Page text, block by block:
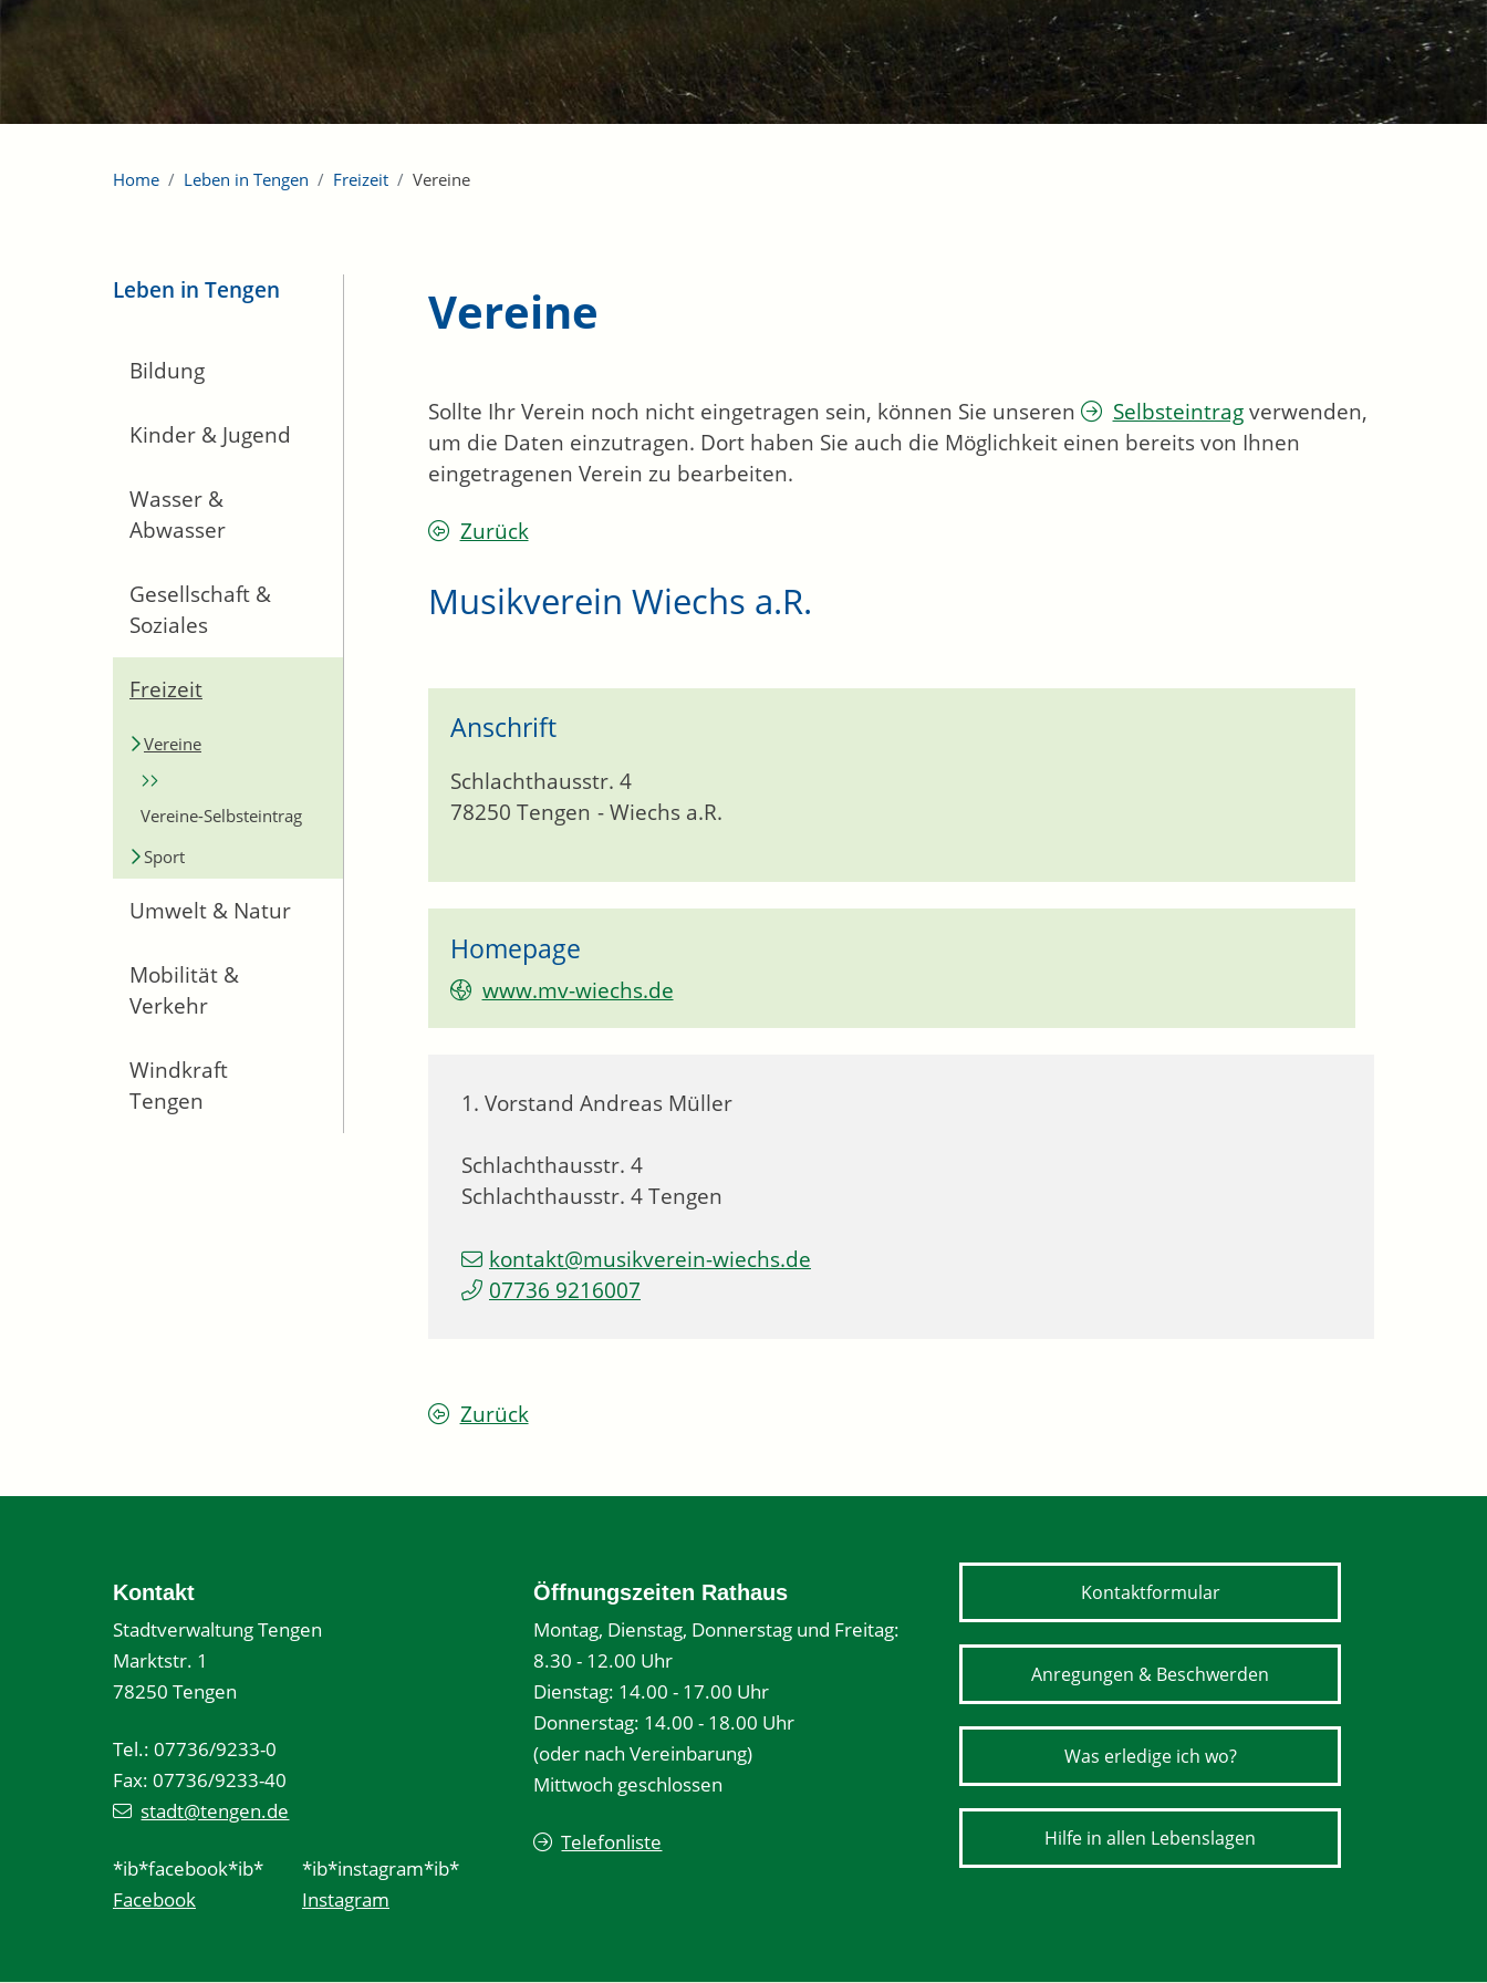
Home Leben in Tengen Freizeit Vereine
Leben in Tengen
Bildung
Kinder & Jugend
Wasser &
Abwasser
Gesellschaft &
Soziales
Freizeit
Vereine
Vereine-Selbsteintrag
Sport
Umwelt & Natur
Mobilität &
Verkehr
Windkraft
Tengen
Vereine
Sollte Ihr Verein noch nicht eingetragen sein, können Sie unseren Selbsteintragverwenden,
um die Daten einzutragen. Dort haben Sie auch die Möglichkeit einen bereits von Ihnen
eingetragenen Verein zu bearbeiten.
Zurück
Musikverein Wiechs a.R.
Anschrift
Wiechs a.R.
Schlachthausstr. 4
78250 Tengen
Homepage
www.mv-wiechs.de
1. Vorstand Andreas Müller
Schlachthausstr. 4
Schlachthausstr. 4Tengen
kontakt@musikverein-wiechs.de
07736 9216007
Zurück
Kontakt
Stadtverwaltung Tengen
Marktstr. 1
78250 Tengen
Tel.: 07736/9233-0
Fax: 07736/9233-40
stadt@tengen.de
*ib*facebook*ib*
Facebook
*ib*instagram*ib*
Instagram
Öffnungszeiten Rathaus
Montag, Dienstag, Donnerstag und Freitag:
8.30 - 12.00 Uhr
Dienstag: 14.00 - 17.00 Uhr
Donnerstag: 14.00 - 18.00 Uhr
(oder nach Vereinbarung)
Mittwoch geschlossen
Telefonliste
Kontaktformular
Anregungen & Beschwerden
Was erledige ich wo?
Hilfe in allen Lebenslagen